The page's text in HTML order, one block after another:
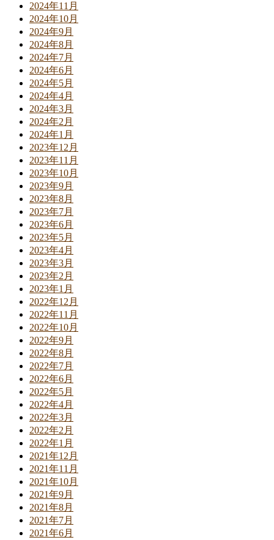
2024年11月
2024年10月
2024年9月
2024年8月
2024年7月
2024年6月
2024年5月
2024年4月
2024年3月
2024年2月
2024年1月
2023年12月
2023年11月
2023年10月
2023年9月
2023年8月
2023年7月
2023年6月
2023年5月
2023年4月
2023年3月
2023年2月
2023年1月
2022年12月
2022年11月
2022年10月
2022年9月
2022年8月
2022年7月
2022年6月
2022年5月
2022年4月
2022年3月
2022年2月
2022年1月
2021年12月
2021年11月
2021年10月
2021年9月
2021年8月
2021年7月
2021年6月